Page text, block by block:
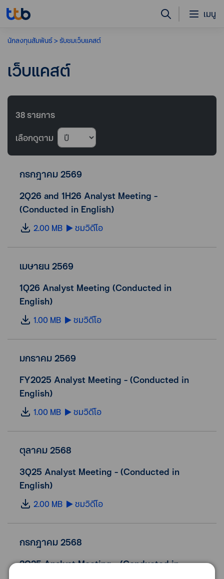
เมนู
นักลงทุนสัมพันธ์ รับชมเว็บแคสต์
เว็บแคสต์
38รายการ
เลือกดูตาม
กรกฎาคม 2569
2Q26 and 1H26 Analyst Meeting -
(Conducted in English)
2.00 MB ชมวิดีโอ
เมษายน 2569
1Q26 Analyst Meeting (Conducted in
English)
1.00 MB ชมวิดีโอ
มกราคม 2569
FY2025 Analyst Meeting - (Conducted in
English)
1.00 MB ชมวิดีโอ
ตุลาคม 2568
3Q25 Analyst Meeting - (Conducted in
English)
2.00 MB ชมวิดีโอ
กรกฎาคม 2568
2Q25 Analyst Meeting - (Conducted in